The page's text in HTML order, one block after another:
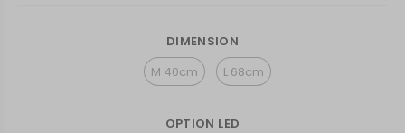
DIMENSION
M 40cm
L 68cm
OPTION LED